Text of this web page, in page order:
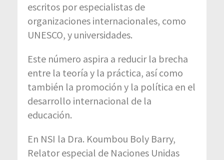
escritos por especialistas de
organizaciones internacionales, como
UNESCO, y universidades.
Este número aspira a reducir la brecha
entre la teoría y la práctica, así como
también la promoción y la política en el
desarrollo internacional de la
educación.
En NSI la Dra. Koumbou Boly Barry,
Relator especial de Naciones Unidas